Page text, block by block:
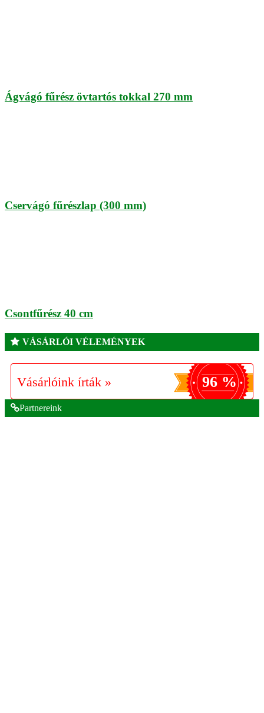
Ágvágó fűrész övtartós tokkal 270 mm
Cservágó fűrészlap (300 mm)
Csontfűrész 40 cm
VÁSÁRLÓI VÉLEMÉNYEK
Vásárlóink írták » 96 %
Partnereink